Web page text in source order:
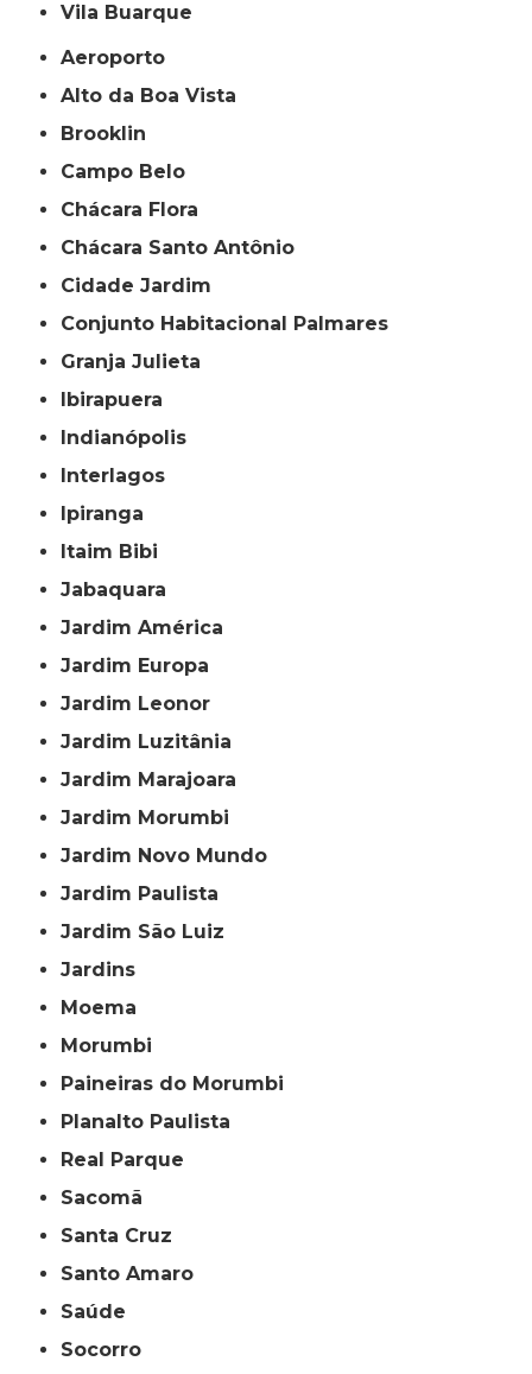
Vila Buarque
Aeroporto
Alto da Boa Vista
Brooklin
Campo Belo
Chácara Flora
Chácara Santo Antônio
Cidade Jardim
Conjunto Habitacional Palmares
Granja Julieta
Ibirapuera
Indianópolis
Interlagos
Ipiranga
Itaim Bibi
Jabaquara
Jardim América
Jardim Europa
Jardim Leonor
Jardim Luzitânia
Jardim Marajoara
Jardim Morumbi
Jardim Novo Mundo
Jardim Paulista
Jardim São Luiz
Jardins
Moema
Morumbi
Paineiras do Morumbi
Planalto Paulista
Real Parque
Sacomã
Santa Cruz
Santo Amaro
Saúde
Socorro